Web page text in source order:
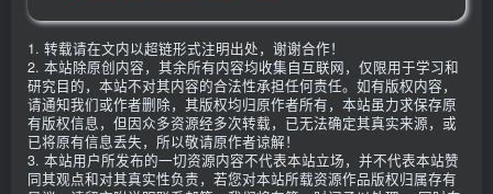
1. 转载请在文内以超链形式注明出处，谢谢合作！
2. 本站除原创内容，其余所有内容均收集自互联网，仅限用于学习和
研究目的，本站不对其内容的合法性承担任何责任。如有版权内容，
请通知我们或作者删除，其版权均归原作者所有，本站虽力求保存原
有版权信息，但因众多资源经多次转载，已无法确定其真实来源，或
已将原有信息丢失，所以敬请原作者谅解！
3. 本站用户所发布的一切资源内容不代表本站立场，并不代表本站赞
同其观点和对其真实性负责，若您对本站所载资源作品版权归属存有